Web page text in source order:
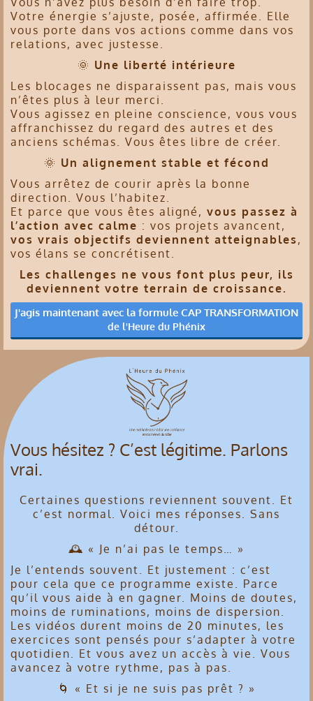
Votre énergie s’ajuste, posée, affirmée. Elle
vous porte dans vos actions comme dans vos
relations, avec justesse.
🌞 Une liberté intérieure
Les blocages ne disparaissent pas, mais vous
n’êtes plus à leur merci.
Vous agissez en pleine conscience, vous vous
affranchissez du regard des autres et des
anciens schémas. Vous êtes libre de créer.
🌞 Un alignement stable et fécond
Vous arrêtez de courir après la bonne
direction. Vous l’habitez.
Et parce que vous êtes aligné, vous passez à
l’action avec calme : vos projets avancent,
vos vrais objectifs deviennent atteignables ,
vos élans se concrétisent.
Les challenges ne vous font plus peur, ils
deviennent votre terrain de croissance.
J'agis maintenant avec la formule CAP TRANSFORMATION
de l'Heure du Phénix
Vous hésitez ? C’est légitime. Parlons
vrai.
Certaines questions reviennent souvent. Et
c’est normal. Voici mes réponses. Sans
détour.
🕰️ « Je n’ai pas le temps… »
Je l’entends souvent. Et justement : c’est
pour cela que ce programme existe. Parce
qu’il vous aide à en gagner. Moins de doutes,
moins de ruminations, moins de dispersion.
Les vidéos durent moins de 20 minutes, les
exercices sont pensés pour s’adapter à votre
quotidien. Et vous avez un accès à vie. Vous
avancez à votre rythme, pas à pas.
🌀 « Et si je ne suis pas prêt ? »